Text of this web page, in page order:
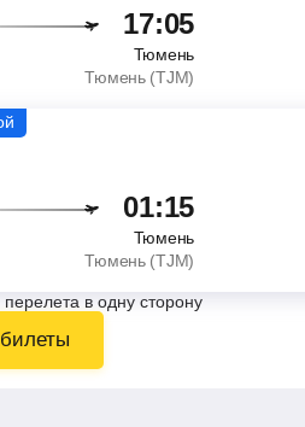
17:05
Тюмень
Тюмень (TJM)
01:15
Тюмень
Тюмень (TJM)
в одну сторону